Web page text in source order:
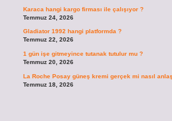
Karaca hangi kargo firması ile çalışıyor ?
Temmuz 24, 2026
Gladiator 1992 hangi platformda ?
Temmuz 22, 2026
1 gün işe gitmeyince tutanak tutulur mu ?
Temmuz 20, 2026
La Roche Posay güneş kremi gerçek mi nasıl
Temmuz 18, 2026